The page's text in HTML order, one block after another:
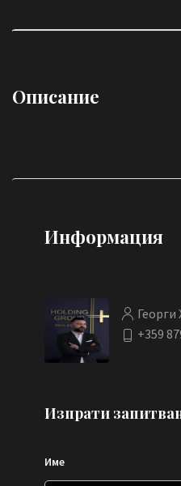
Описание
Информация
+359
Изпрати
Име